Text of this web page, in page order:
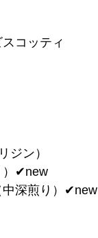
コッティ
ジン）
）✔︎new
深煎り）✔︎new